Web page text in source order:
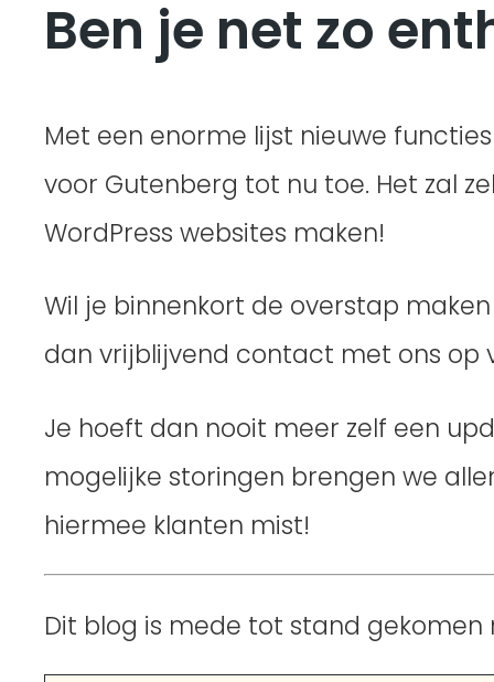
Ben je net zo
Met een enorme lijst nieuwe
voor Gutenberg tot nu toe. Het zal
WordPress websites maken!
Wil je binnenkort de overstap
dan vrijblijvend contact met ons op
Je hoeft dan nooit meer zelf een
mogelijke storingen brengen we
hiermee klanten mist!
Dit blog is mede tot stand